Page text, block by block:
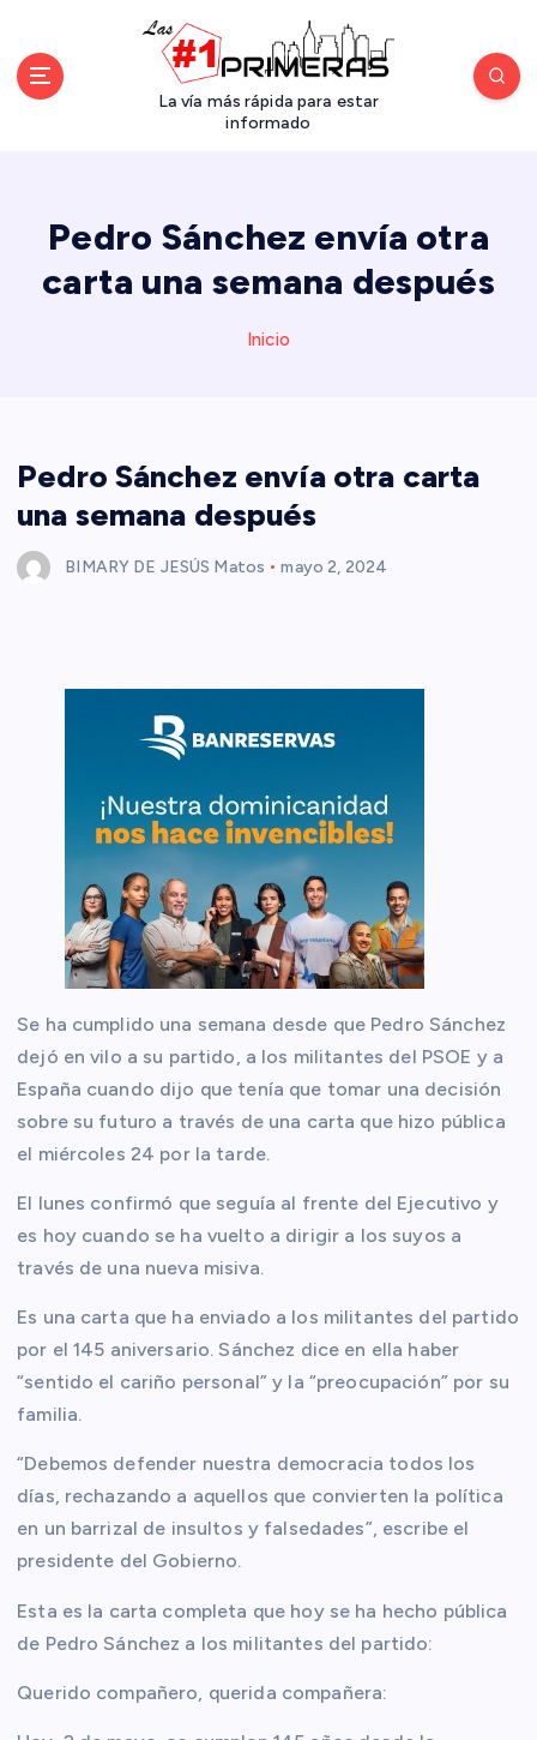
La vía más rápida para estar
informado
Pedro Sánchez envía otra
carta una semana después
Inicio
Pedro Sánchez envía otra carta
una semana después
BIMARY DE JESÚS Matos mayo 2, 2024
Se ha cumplido una semana desde que Pedro Sánchez
dejó en vilo a su partido, a los militantes del PSOE y a
España cuando dijo que tenía que tomar una decisión
sobre su futuro a través de una carta que hizo pública
el miércoles 24 por la tarde.
El lunes confirmó que seguía al frente del Ejecutivo y
es hoy cuando se ha vuelto a dirigir a los suyos a
través de una nueva misiva.
Es una carta que ha enviado a los militantes del partido
por el 145 aniversario. Sánchez dice en ella haber
“sentido el cariño personal” y la “preocupación” por su
familia.
“Debemos defender nuestra democracia todos los
días, rechazando a aquellos que convierten la política
en un barrizal de insultos y falsedades”, escribe el
presidente del Gobierno.
Esta es la carta completa que hoy se ha hecho pública
de Pedro Sánchez a los militantes del partido:
Querido compañero, querida compañera: